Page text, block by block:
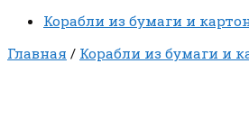
Корабли из бумаги и
Главная / Корабли из бумаги и